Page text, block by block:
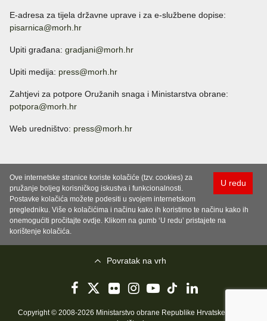
E-adresa za tijela državne uprave i za e-službene dopise:
pisarnica@morh.hr
Upiti građana: gradjani@morh.hr
Upiti medija: press@morh.hr
Zahtjevi za potpore Oružanih snaga i Ministarstva obrane:
potpora@morh.hr
Web uredništvo: press@morh.hr
U redu
Ove internetske stranice koriste kolačiće (tzv. cookies) za
pružanje boljeg korisničkog iskustva i funkcionalnosti.
Postavke kolačića možete podesiti u svojem internetskom
pregledniku. Više o kolačićima i načinu kako ih koristimo te načinu kako ih
onemogućiti pročitajte ovdje. Klikom na gumb ‘U redu’ pristajete na
korištenje kolačića.
Povratak na vrh
Copyright © 2008-2026 Ministarstvo obrane Republike Hrvatske..